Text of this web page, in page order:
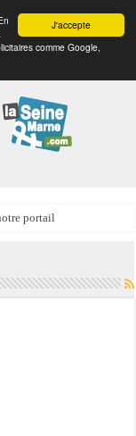
J'accepte
comme Google,
portail